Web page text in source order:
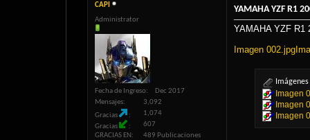
CAPI
Administrator
Fecha de Ingreso
Dec 2017
Mensajes
3,092
Gracias
1,074
Gracias
607
GRACIAS EN
489 Publicaciones
YAMAHA YZF R1
YAMAHA YZF R1
Imagen 002.jpg
Imagen
Imagen
Imagen